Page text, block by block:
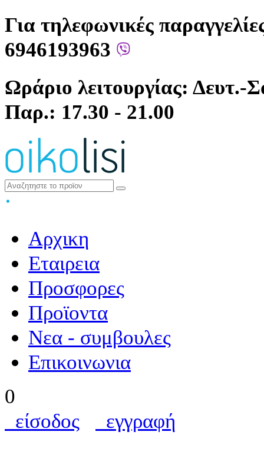
Για τηλεφωνικές
6946193963
Ωράριο λειτουργίας:
Παρ.: 17.30 - 21.00
Αρχικη
Εταιρεια
Προσφορες
Προϊοντα
Nεα - συμβουλες
Επικοινωνια
0
είσοδος
εγγραφή